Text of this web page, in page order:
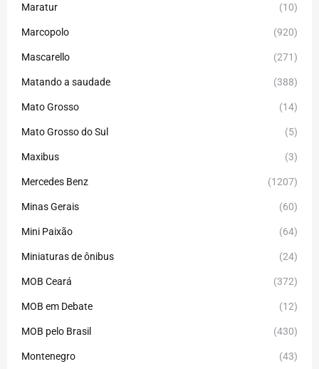
Maratur (10)
Marcopolo (920)
Mascarello (271)
Matando a saudade (388)
Mato Grosso (14)
Mato Grosso do Sul (5)
Maxibus (3)
Mercedes Benz (1207)
Minas Gerais (60)
Mini Paixão (64)
Miniaturas de ônibus (24)
MOB Ceará (372)
MOB em Debate (12)
MOB pelo Brasil (430)
Montenegro (43)